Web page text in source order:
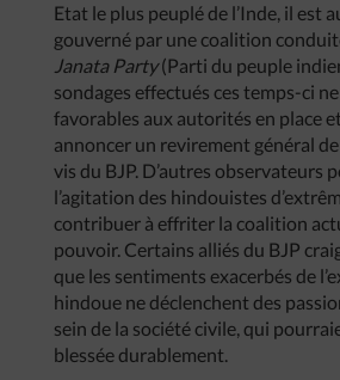
Etat le plus peuplé de l’Inde, il est
gouverné par une coalition
Janata Party(Parti du peuple
sondages effectués ces temps-ci
favorables aux autorités en place
annoncer un revirement général
vis du BJP. D’autres observateurs
l’agitation des hindouistes
contribuer à effriter la coalition
pouvoir. Certains alliés du BJP
que les sentiments exacerbés de
hindoue ne déclenchent des
sein de la société civile, qui
blessée durablement.